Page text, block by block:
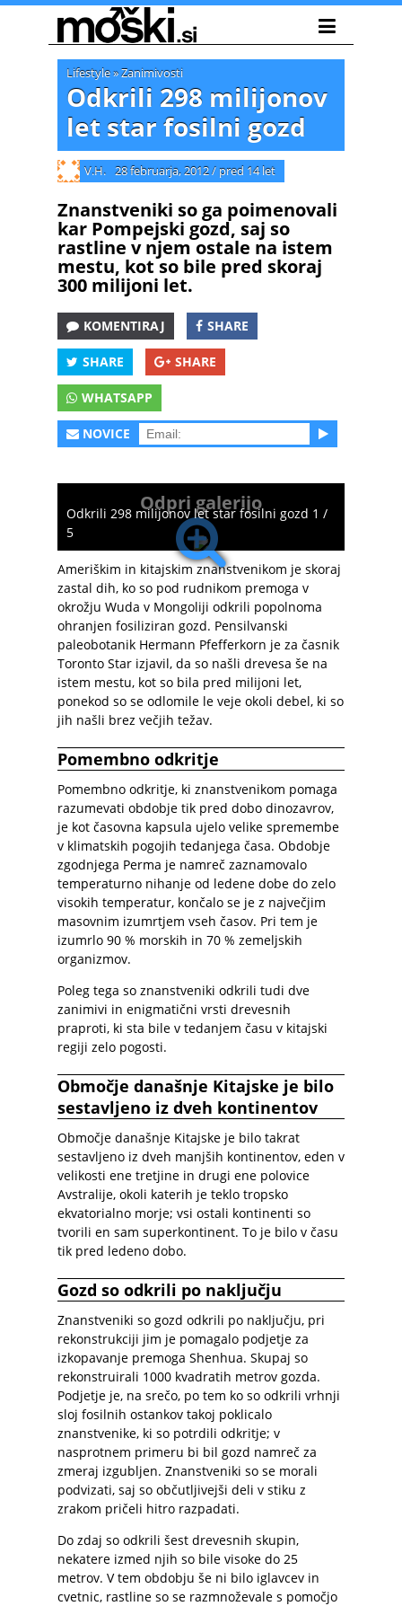
Lifestyle»Zanimivosti
Odkrili 298 milijonov
let star fosilni gozd
V.H. 28 februarja, 2012/ pred 14 let
Znanstveniki so ga poimenovali
kar Pompejski gozd, saj so
rastline v njem ostale na istem
mestu, kot so bile pred skoraj
300 milijoni let.
KOMENTIRAJ SHARE
SHARE SHARE
WHATSAPP
NOVICE
Odpri galerijo
Odkrili 298 milijonov let star fosilni gozd 1 /
5
Ameriškim in kitajskim znanstvenikom je skoraj
zastal dih, ko so pod rudnikom premoga v
okrožju Wuda v Mongoliji odkrili popolnoma
ohranjen fosiliziran gozd. Pensilvanski
paleobotanik Hermann Pfefferkorn je za časnik
Toronto Star izjavil, da so našli drevesa še na
istem mestu, kot so bila pred milijoni let,
ponekod so se odlomile le veje okoli debel, ki so
jih našli brez večjih težav.
Pomembno odkritje
Pomembno odkritje, ki znanstvenikom pomaga
razumevati obdobje tik pred dobo dinozavrov,
je kot časovna kapsula ujelo velike spremembe
v klimatskih pogojih tedanjega časa. Obdobje
zgodnjega Perma je namreč zaznamovalo
temperaturno nihanje od ledene dobe do zelo
visokih temperatur, končalo se je z največjim
masovnim izumrtjem vseh časov. Pri tem je
izumrlo 90 % morskih in 70 % zemeljskih
organizmov.
Poleg tega so znanstveniki odkrili tudi dve
zanimivi in enigmatični vrsti drevesnih
praproti, ki sta bile v tedanjem času v kitajski
regiji zelo pogosti.
Območje današnje Kitajske je bilo
sestavljeno iz dveh kontinentov
Območje današnje Kitajske je bilo takrat
sestavljeno iz dveh manjših kontinentov, eden v
velikosti ene tretjine in drugi ene polovice
Avstralije, okoli katerih je teklo tropsko
ekvatorialno morje; vsi ostali kontinenti so
tvorili en sam superkontinent. To je bilo v času
tik pred ledeno dobo.
Gozd so odkrili po naključju
Znanstveniki so gozd odkrili po naključju, pri
rekonstrukciji jim je pomagalo podjetje za
izkopavanje premoga Shenhua. Skupaj so
rekonstruirali 1000 kvadratih metrov gozda.
Podjetje je, na srečo, po tem ko so odkrili vrhnji
sloj fosilnih ostankov takoj poklicalo
znanstvenike, ki so potrdili odkritje; v
nasprotnem primeru bi bil gozd namreč za
zmeraj izgubljen. Znanstveniki so se morali
podvizati, saj so občutljivejši deli v stiku z
zrakom pričeli hitro razpadati.
Do zdaj so odkrili šest drevesnih skupin,
nekatere izmed njih so bile visoke do 25
metrov. V tem obdobju še ni bilo iglavcev in
cvetnic, rastline so se razmnoževale s pomočjo